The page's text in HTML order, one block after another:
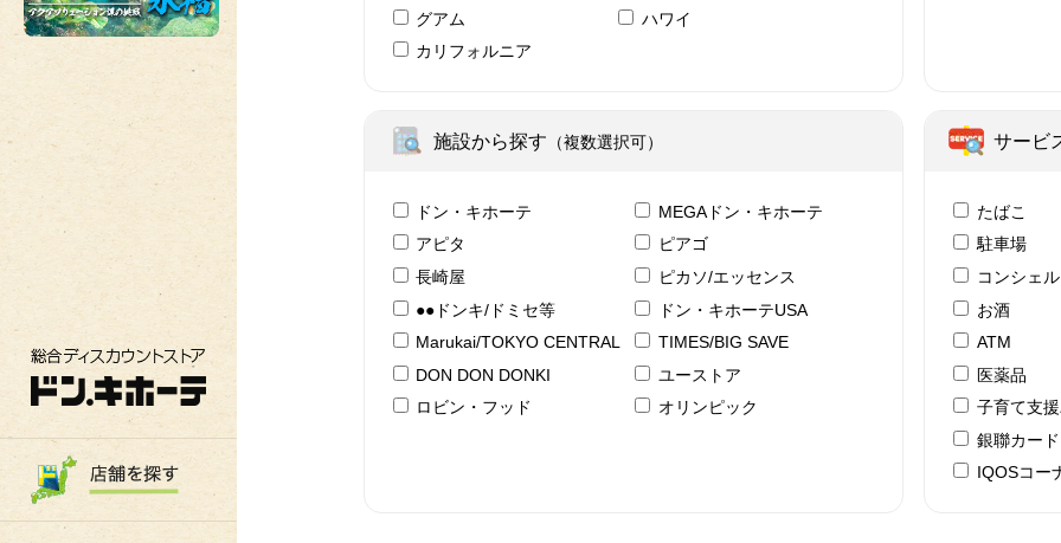
総合ディスカウントストア ドン・キホーテ
グアム
ハワイ
カリフォルニア
施設から探す （複数選択可）
ドン・キホーテ
MEGAドン・キホーテ
アピタ
ピアゴ
長崎屋
ピカソ/エッセンス
●●ドンキ/ドミセ等
ドン・キホーテUSA
Marukai/TOKYO CENTRAL
TIMES/BIG SAVE
DON DON DONKI
ユーストア
ロビン・フッド
オリンピック
サービ
たばこ
駐車場
コンシェ
お酒
ATM
医薬品
子育て支
銀聯カード
IQOSコー